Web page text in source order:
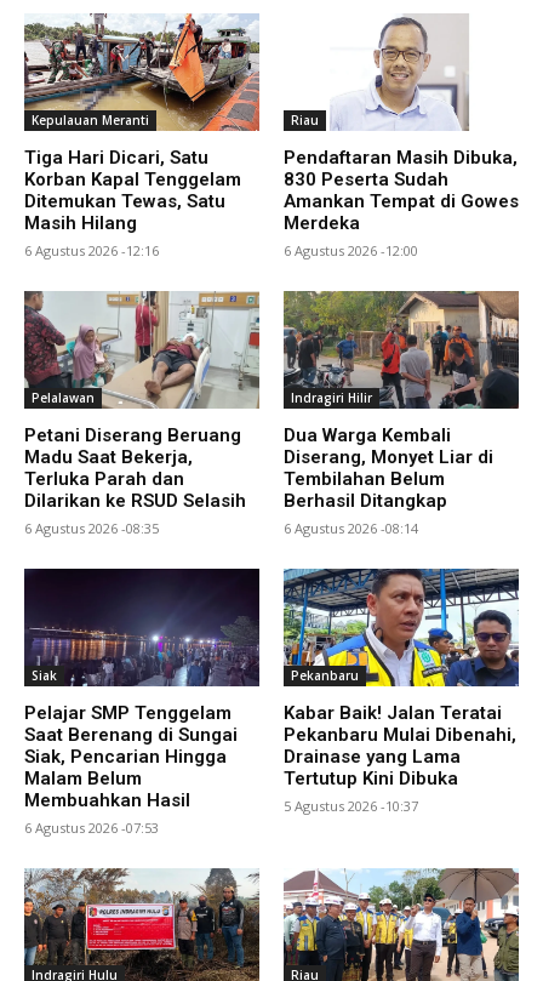
Kepulauan Meranti
Tiga Hari Dicari, Satu
Korban Kapal Tenggelam
Ditemukan Tewas, Satu
Masih Hilang
6 Agustus 2026 -12:16
Riau
Pendaftaran Masih Dibuka,
830 Peserta Sudah
Amankan Tempat di Gowes
Merdeka
6 Agustus 2026 -12:00
Pelalawan
Petani Diserang Beruang
Madu Saat Bekerja,
Terluka Parah dan
Dilarikan ke RSUD Selasih
6 Agustus 2026 -08:35
Indragiri Hilir
Dua Warga Kembali
Diserang, Monyet Liar di
Tembilahan Belum
Berhasil Ditangkap
6 Agustus 2026 -08:14
Siak
Pelajar SMP Tenggelam
Saat Berenang di Sungai
Siak, Pencarian Hingga
Malam Belum
Membuahkan Hasil
6 Agustus 2026 -07:53
Pekanbaru
Kabar Baik! Jalan Teratai
Pekanbaru Mulai Dibenahi,
Drainase yang Lama
Tertutup Kini Dibuka
5 Agustus 2026 -10:37
Indragiri Hulu Riau